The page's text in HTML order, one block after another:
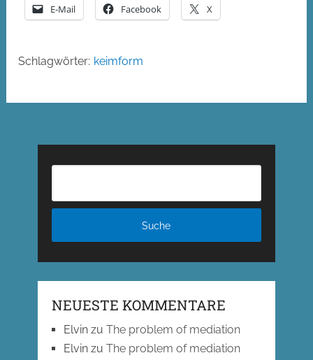
E-Mail Facebook X
Schlagwörter: keimform
NEUESTE KOMMENTARE
Elvinzu The problem of mediation
Elvinzu The problem of mediation